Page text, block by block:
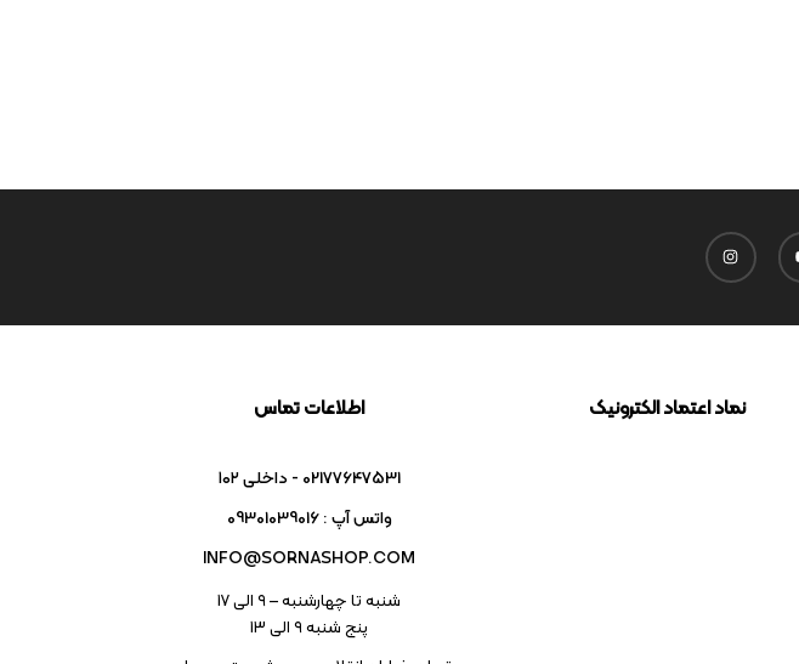
نماد اعتماد الکترونیک اطلاعات تماس
02177647531 - داخلی ۱۰۲
واتس آپ : 09301039016
INFO@SORNASHOP.COM
شنبه تا چهارشنبه – ۹ الی 17
پنج شنبه ۹ الی 13